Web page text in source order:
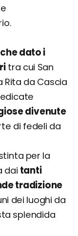
dato i
tra cui San
Rita da Cascia
divenute
di fedeli da
per la
dai tanti
tradizione
dei luoghi da
splendida